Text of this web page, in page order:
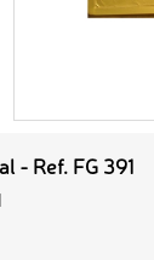
- Ref. FG 391